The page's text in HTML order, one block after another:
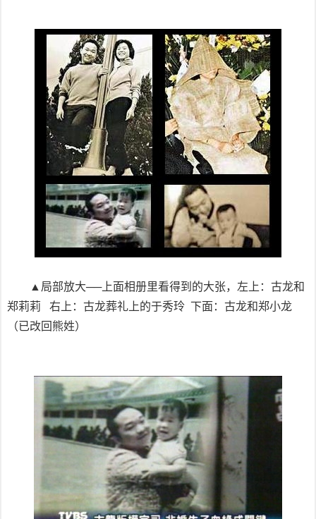
▲局部放大──上面相册里看得到的大张，左上：古龙和
郑莉莉 右上：古龙葬礼上的于秀玲 下面：古龙和郑小龙
（已改回熊姓）